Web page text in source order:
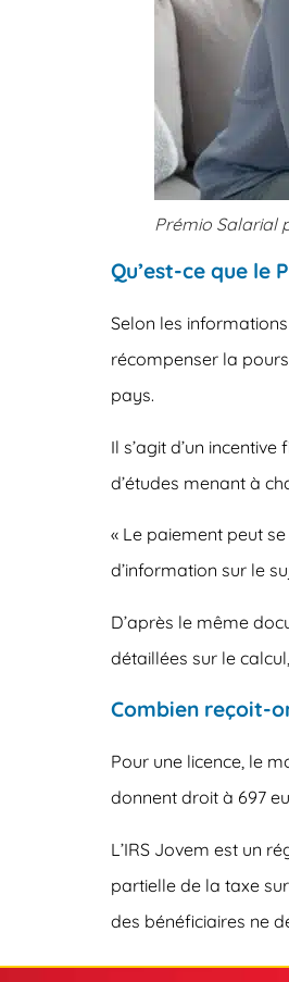
Prémio Salarial
Qu’est-ce que le
Selon les
récompenser la
pays.
Il s’agit d’un incentive
d’études menant à
« Le paiement peut
d’information sur le
D’après le même
détaillées sur le
Combien reçoit-
Pour une licence, le
donnent droit à 697
L’IRS Jovem est un
partielle de la taxe
des bénéficiaires ne